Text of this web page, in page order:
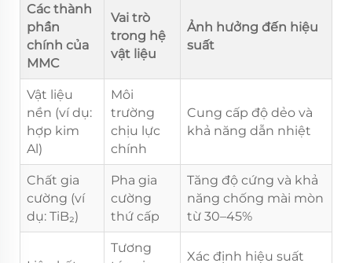
Các thành
phần
chính của
MMC
Vai trò
trong hệ
vật liệu
Ảnh hưởng đến hiệu
suất
Vật liệu
nền (ví dụ:
hợp kim
Al)
Môi
trường
chịu lực
chính
Cung cấp độ dẻo và
khả năng dẫn nhiệt
Chất gia
cường (ví
dụ: TiB₂)
Pha gia
cường
thứ cấp
Tăng độ cứng và khả
năng chống mài mòn
từ 30–45%
Tương
Xác định hiệu suất